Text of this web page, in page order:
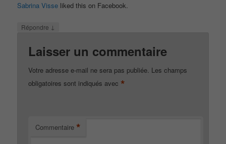
Sabrina Visse liked this on Facebook.
Répondre ↓
Laisser un commentaire
Votre adresse e-mail ne sera pas publiée. Les champs
obligatoires sont indiqués avec *
Commentaire *